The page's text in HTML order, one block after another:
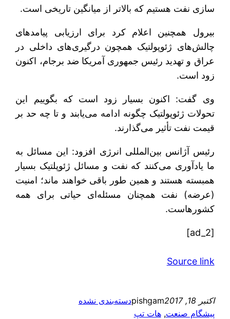
سازی نفت هستیم که بالاتر از میانگین تاریخی است.
بیرول همچنین اعلام کرد برای ارزیابی پیامدهای
چالش‌های ژئوپولتیک همچون درگیری‌های داخلی در
عراق و تهدید رئیس جمهوری آمریکا ضد برجام، اکنون
زود است.
وی گفت: اکنون بسیار زود است که بگوییم این
تحولات ژئوپولتیک چگونه ادامه می‌یابند و تا چه حد بر
قیمت نفت تأثیر می‌گذارند.
رئیس آژانس بین‌المللی انرژی افزود: این مسائل به
ما یادآوری می‌کنند که نفت و مسائل ژئوپلتیک بسیار
همبسته هستند و همین طور باقی خواهند ماند؛ امنیت
(عرضه) نفت همچنان مسئله‌ای حیاتی برای همه
کشورهاست.
[ad_2]
Source link
اکتبر 18, 2017 pishgamدسته‌بندی نشده
پیشگام صنعت, هات تپ